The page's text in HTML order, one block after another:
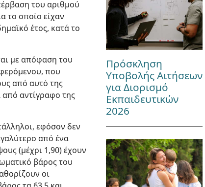
του αριθμού
το οποίο είχαν
έτος, κατά το
με απόφαση του
που
από αυτό της
αντίγραφο της
εφόσον δεν
από ένα
(μέχρι 1,90) έχουν
βάρος του
οι
Πρόσκληση
Υποβολής Αιτήσεων
για Διορισμό
Εκπαιδευτικών
2026